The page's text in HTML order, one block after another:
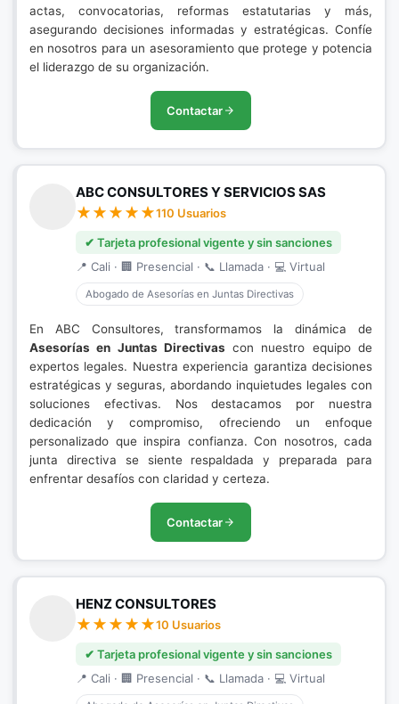
actas, convocatorias, reformas estatutarias y más,
asegurando decisiones informadas y estratégicas. Confíe
en nosotros para un asesoramiento que protege y potencia
el liderazgo de su organización.
Contactar
ABC CONSULTORES Y SERVICIOS SAS
110 Usuarios
✔ Tarjeta profesional vigente y sin sanciones
📍 Cali · 🏢 Presencial · 📞 Llamada · 💻 Virtual
Abogado de Asesorías en Juntas Directivas
En ABC Consultores, transformamos la dinámica de
Asesorías en Juntas Directivas con nuestro equipo de
expertos legales. Nuestra experiencia garantiza decisiones
estratégicas y seguras, abordando inquietudes legales con
soluciones efectivas. Nos destacamos por nuestra
dedicación y compromiso, ofreciendo un enfoque
personalizado que inspira confianza. Con nosotros, cada
junta directiva se siente respaldada y preparada para
enfrentar desafíos con claridad y certeza.
Contactar
HENZ CONSULTORES
10 Usuarios
✔ Tarjeta profesional vigente y sin sanciones
📍 Cali · 🏢 Presencial · 📞 Llamada · 💻 Virtual